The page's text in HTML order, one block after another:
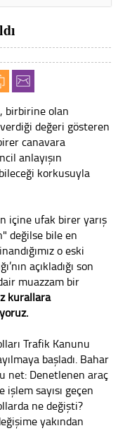
birbirine olan
değeri gösteren
canavara
anlayışın
korkusuyla
içine ufak birer yarış
değilse bile en
o eski
açıkladığı son
muazzam bir
kurallara
Trafik Kanunu
başladı. Bahar
net: Denetlenen araç
işlem sayısı geçen
ne değişti?
yakından